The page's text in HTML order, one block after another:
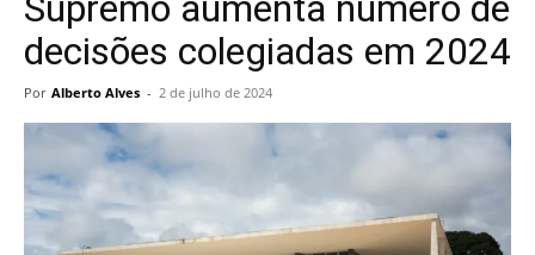
Alberto
Alves
decisões colegiadas em 2024
Por Alberto Alves - 2 de julho de 2024